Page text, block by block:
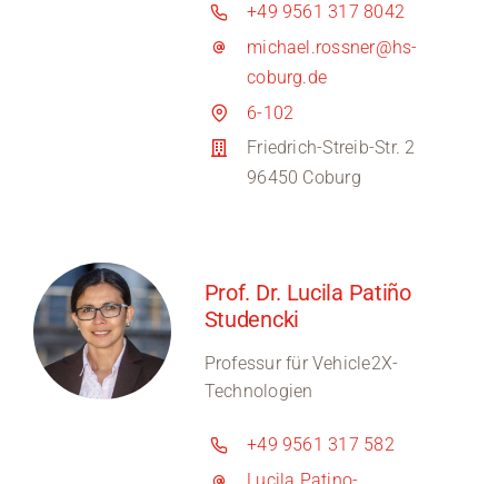
+49 9561 317 8042
michael.rossner@hs-
coburg.de
6-102
Friedrich-Streib-Str. 2
96450 Coburg
Prof. Dr. Lucila Patiño
Studencki
Professur für Vehicle2X-
Technologien
+49 9561 317 582